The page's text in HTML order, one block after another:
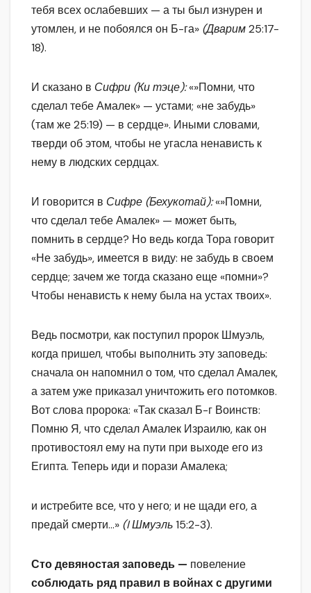
тебя всех ослабевших — а ты был изнурен и
утомлен, и не побоялся он Б-га» (Дварим25:17-
18).
И сказано в Сифри (Ки тэце):«»Помни, что
сделал тебе Амалек» — устами; «не забудь»
(там же 25:19) — в сердце». Иными словами,
тверди об этом, чтобы не угасла ненависть к
нему в людских сердцах.
И говорится в Сифре (Бехукотай):«»Помни,
что сделал тебе Амалек» — может быть,
помнить в сердце? Но ведь когда Тора говорит
«Не забудь», имеется в виду: не забудь в своем
сердце; зачем же тогда сказано еще «помни»?
Чтобы ненависть к нему была на устах твоих».
Ведь посмотри, как поступил пророк Шмуэль,
когда пришел, чтобы выполнить эту заповедь:
сначала он напомнил о том, что сделал Амалек,
а затем уже приказал уничтожить его потомков.
Вот слова пророка: «Так сказал Б-г Воинств:
Помню Я, что сделал Амалек Израилю, как он
противостоял ему на пути при выходе его из
Египта. Теперь иди и порази Амалека;
и истребите все, что у него; и не щади его, а
предай смерти…» (IШмуэль15:2-3).
Сто девяностая заповедь — повеление
соблюдать ряд правил в войнах с другими